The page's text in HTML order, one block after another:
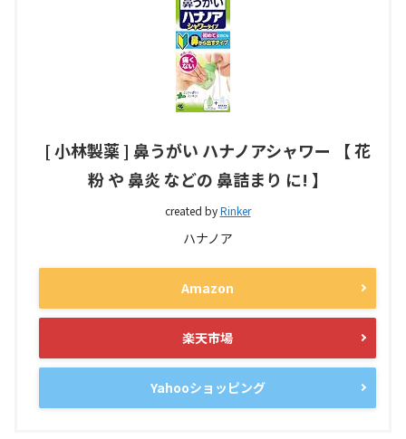
[ 小林製薬 ] 鼻うがい ハナノアシャワー 【 花
粉 や 鼻炎 などの 鼻詰まり に! 】
created byRinker
ハナノア
Amazon
楽天市場
Yahooショッピング